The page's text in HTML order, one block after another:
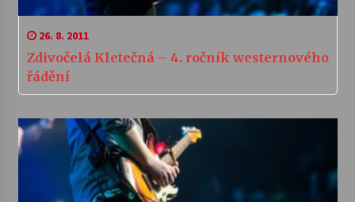
26. 8. 2011
Zdivočelá Kletečná – 4. ročník westernového
řádění